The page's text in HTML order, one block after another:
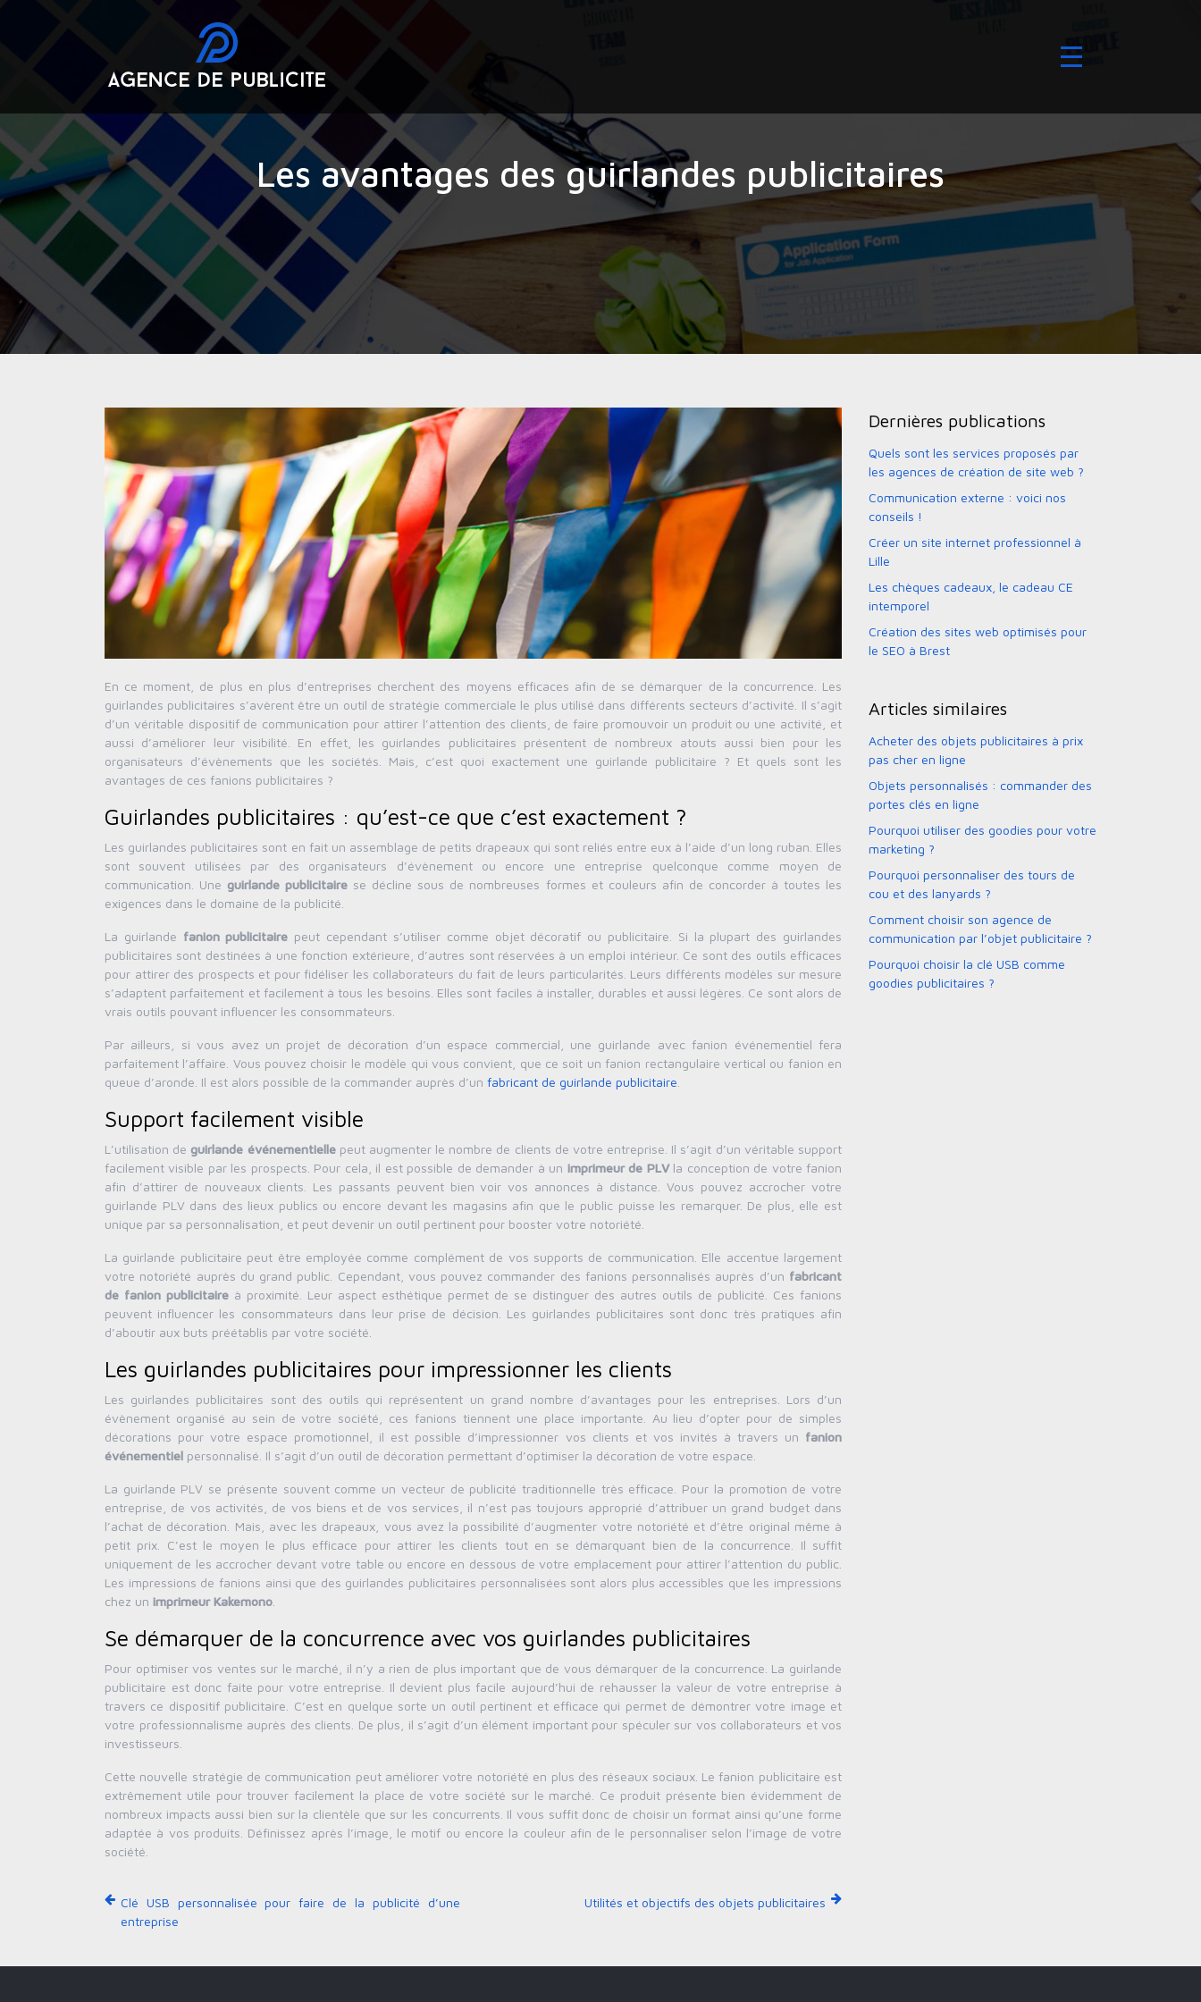
Les avantages des guirlandes publicitaires
En ce moment, de plus en plus d’entreprises cherchent des moyens efficaces afin de se démarquer de la concurrence. Les
guirlandes publicitaires s’avèrent être un outil de stratégie commerciale le plus utilisé dans différents secteurs d’activité. Il s’agit
d’un véritable dispositif de communication pour attirer l’attention des clients, de faire promouvoir un produit ou une activité, et
aussi d’améliorer leur visibilité. En effet, les guirlandes publicitaires présentent de nombreux atouts aussi bien pour les
organisateurs d’évènements que les sociétés. Mais, c’est quoi exactement une guirlande publicitaire ? Et quels sont les
avantages de ces fanions publicitaires ?
Guirlandes publicitaires : qu’est-ce que c’est exactement ?
Les guirlandes publicitaires sont en fait un assemblage de petits drapeaux qui sont reliés entre eux à l’aide d’un long ruban. Elles
sont souvent utilisées par des organisateurs d’évènement ou encore une entreprise quelconque comme moyen de
communication. Uneguirlande publicitaire se décline sous de nombreuses formes et couleurs afin de concorder à toutes les
exigences dans le domaine de la publicité.
La guirlande fanion publicitaire peut cependant s’utiliser comme objet décoratif ou publicitaire. Si la plupart des guirlandes
publicitaires sont destinées à une fonction extérieure, d’autres sont réservées à un emploi intérieur. Ce sont des outils efficaces
pour attirer des prospects et pour fidéliser les collaborateurs du fait de leurs particularités. Leurs différents modèles sur mesure
s’adaptent parfaitement et facilement à tous les besoins. Elles sont faciles à installer, durables et aussi légères. Ce sont alors de
vrais outils pouvant influencer les consommateurs.
Par ailleurs, si vous avez un projet de décoration d’un espace commercial, une guirlande avec fanion événementiel fera
parfaitement l’affaire. Vous pouvez choisir le modèle qui vous convient, que ce soit un fanion rectangulaire vertical ou fanion en
queue d’aronde. Il est alors possible de la commander auprès d’un fabricant de guirlande publicitaire
Support facilement visible
L’utilisation deguirlande événementiellepeut augmenter le nombre de clients de votre entreprise. Il s’agit d’un véritable support
facilement visible par les prospects. Pour cela, il est possible de demander à un imprimeur de PLVla conception de votre fanion
afin d’attirer de nouveaux clients. Les passants peuvent bien voir vos annonces à distance. Vous pouvez accrocher votre
guirlande PLV dans des lieux publics ou encore devant les magasins afin que le public puisse les remarquer. De plus, elle est
unique par sa personnalisation, et peut devenir un outil pertinent pour booster votre notoriété.
La guirlande publicitaire peut être employée comme complément de vos supports de communication. Elle accentue largement
votre notoriété auprès du grand public. Cependant, vous pouvez commander des fanions personnalisés auprès d’un fabricant
de fanion publicitaire à proximité. Leur aspect esthétique permet de se distinguer des autres outils de publicité. Ces fanions
peuvent influencer les consommateurs dans leur prise de décision. Les guirlandes publicitaires sont donc très pratiques afin
d’aboutir aux buts préétablis par votre société.
Les guirlandes publicitaires pour impressionner les clients
Les guirlandes publicitaires sont des outils qui représentent un grand nombre d’avantages pour les entreprises. Lors d’un
évènement organisé au sein de votre société, ces fanions tiennent une place importante. Au lieu d’opter pour de simples
décorations pour votre espace promotionnel, il est possible d’impressionner vos clients et vos invités à travers un fanion
événementiel personnalisé. Il s’agit d’un outil de décoration permettant d’optimiser la décoration de votre espace.
La guirlande PLV se présente souvent comme un vecteur de publicité traditionnelle très efficace. Pour la promotion de votre
entreprise, de vos activités, de vos biens et de vos services, il n’est pas toujours approprié d’attribuer un grand budget dans
l’achat de décoration. Mais, avec les drapeaux, vous avez la possibilité d’augmenter votre notoriété et d’être original même à
petit prix. C’est le moyen le plus efficace pour attirer les clients tout en se démarquant bien de la concurrence. Il suffit
uniquement de les accrocher devant votre table ou encore en dessous de votre emplacement pour attirer l’attention du public.
Les impressions de fanions ainsi que des guirlandes publicitaires personnalisées sont alors plus accessibles que les impressions
chez un imprimeur Kakemono
Se démarquer de la concurrence avec vos guirlandes publicitaires
Pour optimiser vos ventes sur le marché, il n’y a rien de plus important que de vous démarquer de la concurrence. La guirlande
publicitaire est donc faite pour votre entreprise. Il devient plus facile aujourd’hui de rehausser la valeur de votre entreprise à
travers ce dispositif publicitaire. C’est en quelque sorte un outil pertinent et efficace qui permet de démontrer votre image et
votre professionnalisme auprès des clients. De plus, il s’agit d’un élément important pour spéculer sur vos collaborateurs et vos
investisseurs.
Cette nouvelle stratégie de communication peut améliorer votre notoriété en plus des réseaux sociaux. Le fanion publicitaire est
extrêmement utile pour trouver facilement la place de votre société sur le marché. Ce produit présente bien évidemment de
nombreux impacts aussi bien sur la clientèle que sur les concurrents. Il vous suffit donc de choisir un format ainsi qu’une forme
adaptée à vos produits. Définissez après l’image, le motif ou encore la couleur afin de le personnaliser selon l’image de votre
société.
Clé USB personnalisée pour faire de la publicité d’une
entreprise
Utilités et objectifs des objets publicitaires
Dernières publications
Quels sont les services proposés par
les agences de création de site web ?
Communication externe : voici nos
conseils !
Créer un site internet professionnel à
Lille
Les chèques cadeaux, le cadeau CE
intemporel
Création des sites web optimisés pour
le SEO à Brest
Articles similaires
Acheter des objets publicitaires à prix
pas cher en ligne
Objets personnalisés : commander des
portes clés en ligne
Pourquoi utiliser des goodies pour votre
marketing ?
Pourquoi personnaliser des tours de
cou et des lanyards ?
Comment choisir son agence de
communication par l’objet publicitaire ?
Pourquoi choisir la clé USB comme
goodies publicitaires ?